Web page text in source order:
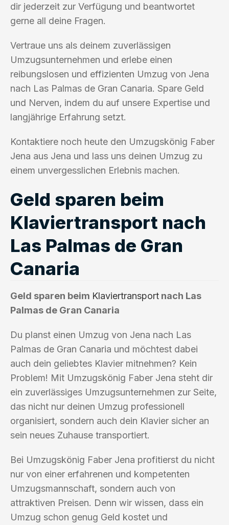
dir jederzeit zur Verfügung und beantwortet
gerne all deine Fragen.
Vertraue uns als deinem zuverlässigen
Umzugsunternehmen und erlebe einen
reibungslosen und effizienten Umzug von Jena
nach Las Palmas de Gran Canaria. Spare Geld
und Nerven, indem du auf unsere Expertise und
langjährige Erfahrung setzt.
Kontaktiere noch heute den Umzugskönig Faber
Jena aus Jena und lass uns deinen Umzug zu
einem unvergesslichen Erlebnis machen.
Geld sparen beim
Klaviertransport nach
Las Palmas de Gran
Canaria
Geld sparen beim Klaviertransport nach Las
Palmas de Gran Canaria
Du planst einen Umzug von Jena nach Las
Palmas de Gran Canaria und möchtest dabei
auch dein geliebtes Klavier mitnehmen? Kein
Problem! Mit Umzugskönig Faber Jena steht dir
ein zuverlässiges Umzugsunternehmen zur Seite,
das nicht nur deinen Umzug professionell
organisiert, sondern auch dein Klavier sicher an
sein neues Zuhause transportiert.
Bei Umzugskönig Faber Jena profitierst du nicht
nur von einer erfahrenen und kompetenten
Umzugsmannschaft, sondern auch von
attraktiven Preisen. Denn wir wissen, dass ein
Umzug schon genug Geld kostet und